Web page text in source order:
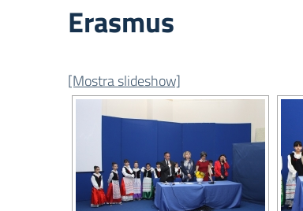
Erasmus
[Mostra slideshow]